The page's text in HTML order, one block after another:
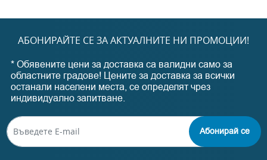
АБОНИРАЙТЕ СЕ ЗА АКТУАЛНИТЕ НИ ПРОМОЦИИ!
* Обявените цени за доставка са валидни само за
областните градове! Цените за доставка за всички
останали населени места, се определят чрез
индивидуално запитване.
Абонирай се